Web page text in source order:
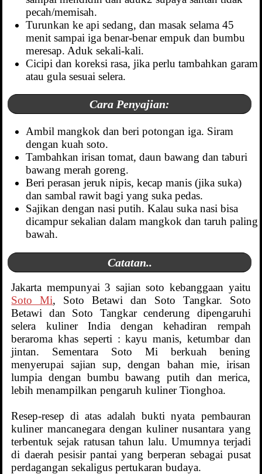
pecah/memisah.
Turunkan ke api sedang, dan masak selama 45
menit sampai iga benar-benar empuk dan bumbu
meresap. Aduk sekali-kali.
Cicipi dan koreksi rasa, jika perlu tambahkan garam
atau gula sesuai selera.
Cara Penyajian:
Ambil mangkok dan beri potongan iga. Siram
dengan kuah soto.
Tambahkan irisan tomat, daun bawang dan taburi
bawang merah goreng.
Beri perasan jeruk nipis, kecap manis (jika suka)
dan sambal rawit bagi yang suka pedas.
Sajikan dengan nasi putih. Kalau suka nasi bisa
dicampur sekalian dalam mangkok dan taruh paling
bawah.
Catatan..
Jakarta mempunyai 3 sajian soto kebanggaan yaitu
Soto Mi, Soto Betawi dan Soto Tangkar. Soto
Betawi dan Soto Tangkar cenderung dipengaruhi
selera kuliner India dengan kehadiran rempah
beraroma khas seperti : kayu manis, ketumbar dan
jintan. Sementara Soto Mi berkuah bening
menyerupai sajian sup, dengan bahan mie, irisan
lumpia dengan bumbu bawang putih dan merica,
lebih menampilkan pengaruh kuliner Tionghoa.
Resep-resep di atas adalah bukti nyata pembauran
kuliner mancanegara dengan kuliner nusantara yang
terbentuk sejak ratusan tahun lalu. Umumnya terjadi
di daerah pesisir pantai yang berperan sebagai pusat
perdagangan sekaligus pertukaran budaya.